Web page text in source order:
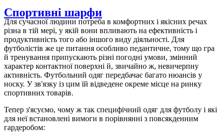
Спортивні шарфи
Для сучасної людини потреба в комфортних і якісних речах
різна в тій мері, у якій вони впливають на ефективність і
продуктивність того або іншого виду діяльності. Для
футболістів же це питання особливо педантичне, тому що гра
й тренування припускають різні погодні умови, змінний
характер контактної поверхні й, звичайно ж, невичерпну
активність. Футбольний одяг передбачає багато нюансів у
носку. У зв'язку із цим їй відведене окреме місце на ринку
спортивних товарів.
Тепер з'ясуємо, чому ж так специфічний одяг для футболу і які
для неї встановлені вимоги в порівнянні з повсякденним
гардеробом: